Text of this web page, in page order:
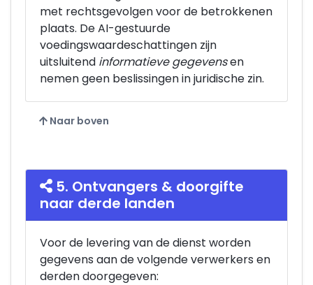
met rechtsgevolgen voor de betrokkenen
plaats. De AI-gestuurde
voedingswaardeschattingen zijn
uitsluitend informatieve gegevensen
nemen geen beslissingen in juridische zin.
Naar boven
5. Ontvangers & doorgifte
naar derde landen
Voor de levering van de dienst worden
gegevens aan de volgende verwerkers en
derden doorgegeven: